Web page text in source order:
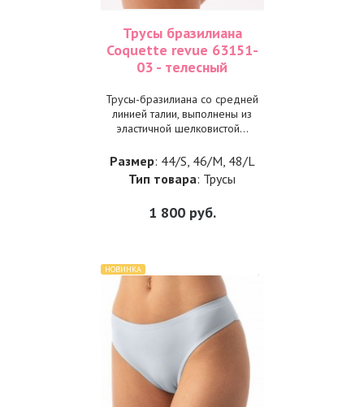
Трусы бразилиана
Coquette revue 63151-
03 - телесный
Трусы-бразилиана со средней
линией талии, выполнены из
эластичной шелковистой...
Размер: 44/S, 46/M, 48/L
Тип товара: Трусы
1 800руб.
НОВИНКА